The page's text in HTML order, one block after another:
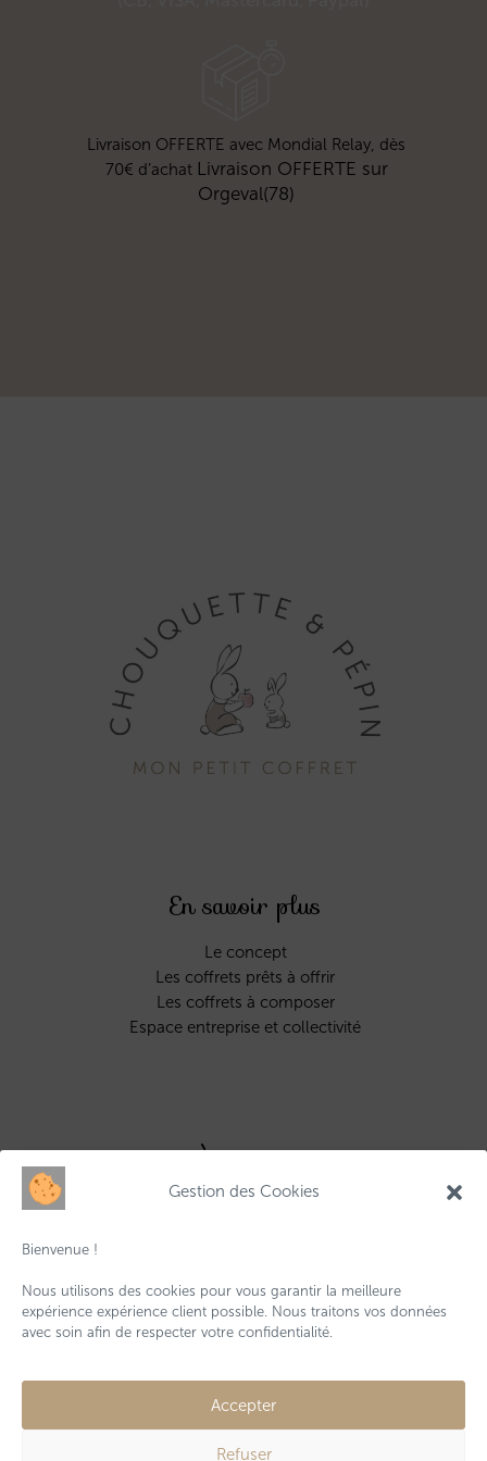
Gestion des Cookies
Bienvenue !
Nous utilisons des cookies pour vous garantir la meilleure
expérience expérience client possible. Nous traitons vos données
avec soin afin de respecter votre confidentialité.
Accepter
Refuser
Livraison OFFERTE avec Mondial Relay, dès
70€ d’achat Livraison OFFERTE sur
Orgeval(78)
En savoir plus
Le concept
Les coffrets prêts à offrir
Les coffrets à composer
Espace entreprise et collectivité
À propos
Conditions générales de vente
Mentions légales